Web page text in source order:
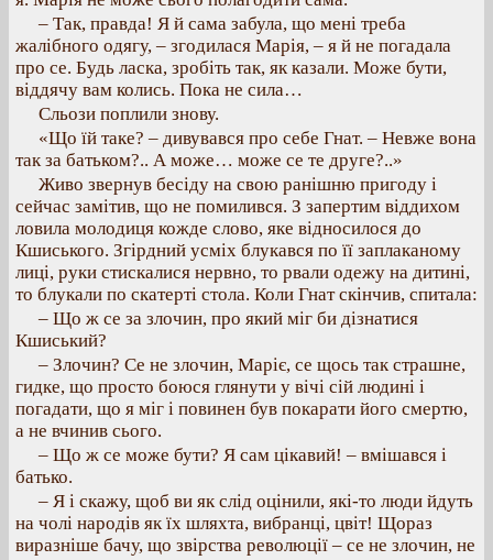
– Так, правда! Я й сама забула, що мені треба
жалібного одягу, – згодилася Марія, – я й не погадала
про се. Будь ласка, зробіть так, як казали. Може бути,
віддячу вам колись. Пока не сила…
Сльози поплили знову.
«Що їй таке? – дивувався про себе Гнат. – Невже вона
так за батьком?.. А може… може се те друге?..»
Живо звернув бесіду на свою ранішню пригоду і
сейчас замітив, що не помилився. З запертим віддихом
ловила молодиця кожде слово, яке відносилося до
Кшиського. Згірдний усміх блукався по її заплаканому
лиці, руки стискалися нервно, то рвали одежу на дитині,
то блукали по скатерті стола. Коли Гнат скінчив, спитала:
– Що ж се за злочин, про який міг би дізнатися
Кшиський?
– Злочин? Се не злочин, Маріє, се щось так страшне,
гидке, що просто боюся глянути у вічі сій людині і
погадати, що я міг і повинен був покарати його смертю,
а не вчинив сього.
– Що ж се може бути? Я сам цікавий! – вмішався і
батько.
– Я і скажу, щоб ви як слід оцінили, які-то люди йдуть
на чолі народів як їх шляхта, вибранці, цвіт! Щораз
виразніше бачу, що звірства революції – се не злочин, не